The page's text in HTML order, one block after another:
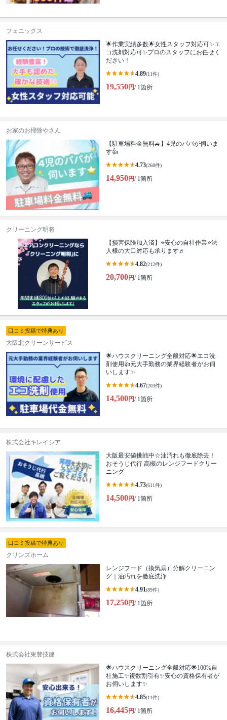
フェニックス
🌟作業実績多数🌟女性スタッフ対応可✨エ
コ洗剤対応可✨プロのスタッフにお任せく
ださい！
4.89(11件)
19,550円/ 1箇所
お家のお掃除やさん
【駐車場料金無料🚙】4児のパパが伺いま
す👍
4.73(268件)
14,950円/ 1箇所
クリーニング明将
【損害保険加入済】⭐️安心の自社作業⭐️法
人様の大口対応も承ります♬
4.82(212件)
20,700円/ 1箇所
口コミ投稿で特典あり
大阪北クリーンサービス
🌟ハウスクリーニング全般対応🌟エコ洗
剤使用👍元大手勤務の業界経験者がお伺
いします✨
4.67(203件)
14,500円/ 1箇所
株式会社キレイシア
大阪最安値挑戦中☆油汚れも徹底除去！
おそうじ代行 高槻のレンジフードクリー
ニング
4.73(611件)
14,500円/ 1箇所
口コミ投稿で特典あり
クリンズホーム
レンジフード（換気扇）分解クリーニン
グ｜油汚れを徹底洗浄
4.91(89件)
17,250円/ 1箇所
株式会社東豊技建
🌟ハウスクリーニング全般対応🌟100%自
社施工✨複数割引有✨安心の資格保有者が
お伺いします✨
4.85(11件)
16,445円/ 1箇所